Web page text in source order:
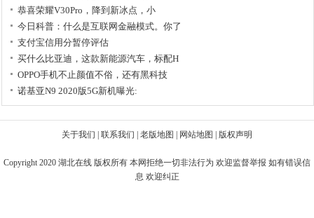
恭喜荣耀V30Pro，降到新冰点，小
今日科普：什么是互联网金融模式。你了
支付宝信用分暂停评估
买什么比亚迪，这款新能源汽车，标配H
OPPO手机不止颜值不俗，还有黑科技
诺基亚N9 2020版5G新机曝光:
关于我们 联系我们 老版地图 网站地图 版权声明
Copyright 2020 湖北在线 版权所有 本网拒绝一切非法行为 欢迎监督举报 如有错误信
息 欢迎纠正